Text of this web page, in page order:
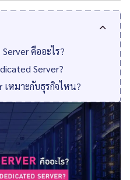
คืออะไร?
Server?
เหมาะกับธุรกิจไหน?